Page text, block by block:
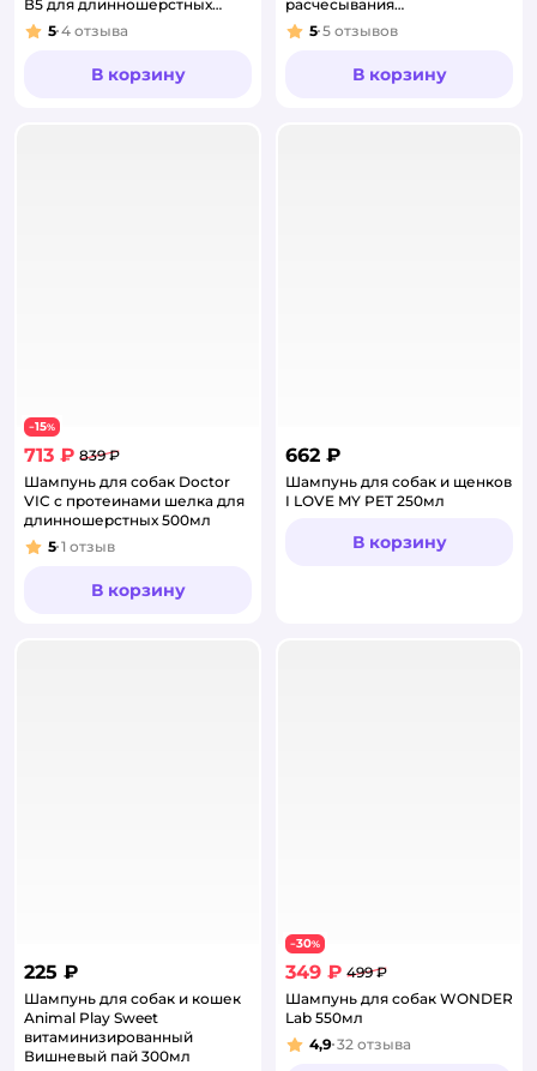
В5 для длинношерстных
500мл
Рейтинг:
5 4 отзыва
В корзину
расчесывания
длинношерстных собак и
кошек 200мл
Рейтинг:
5 5 отзывов
В корзину
−15%
713 ₽ 839 ₽
Шампунь для собак Doctor
VIC с протеинами шелка для
длинношерстных 500мл
Рейтинг:
5 1 отзыв
В корзину
662 ₽
Шампунь для собак и щенков
I LOVE MY PET 250мл
В корзину
225 ₽
Шампунь для собак и кошек
Animal Play Sweet
витаминизированный
Вишневый пай 300мл
−30%
349 ₽ 499 ₽
Шампунь для собак WONDER
Lab 550мл
Рейтинг:
4,9 32 отзыва